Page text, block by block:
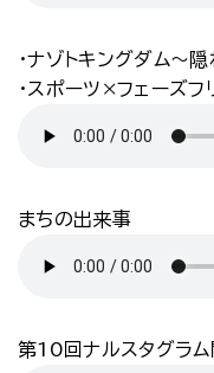
・ナゾトキングダム～
・スポーツ×フェーズ
まちの出来事
第10回ナルスタグラ